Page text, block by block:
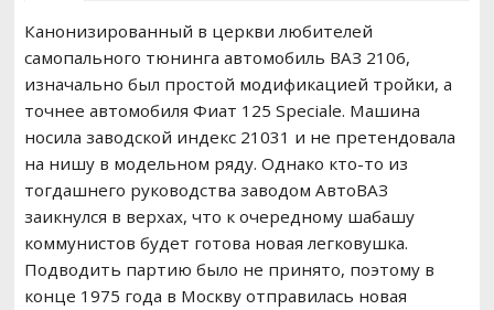
РЕМОНТ ВАЗ
ВОЖДЕНИЕ
Канонизированный в церкви любителей
самопального тюнинга автомобиль ВАЗ 2106,
изначально был простой модификацией тройки, а
точнее автомобиля Фиат 125 Speciale. Машина
носила заводской индекс 21031 и не претендовала
на нишу в модельном ряду. Однако кто-то из
тогдашнего руководства заводом АвтоВАЗ
заикнулся в верхах, что к очередному шабашу
коммунистов будет готова новая легковушка.
Подводить партию было не принято, поэтому в
конце 1975 года в Москву отправилась новая